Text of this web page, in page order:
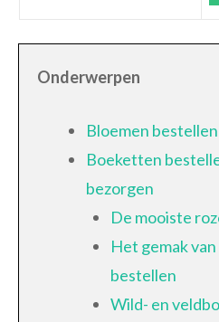
Onderwerpen
Bloemen
Boeketten
bezorgen
De mooiste
Het gemak
bestellen
Wild- en